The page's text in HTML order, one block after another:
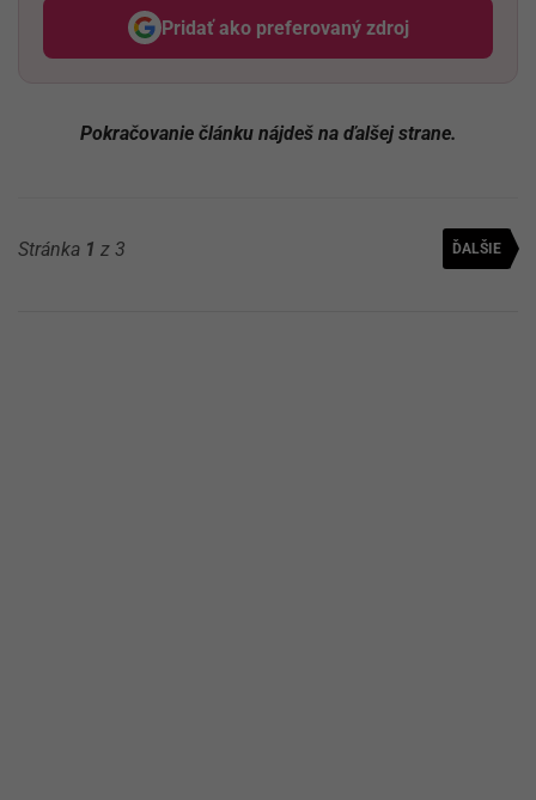
Pridať ako preferovaný zdroj
Odzadu, odkaz sa otvorí v
Pokračovanie článku nájdeš na ďalšej strane.
Stránka 1 z 3 ĎALŠIE